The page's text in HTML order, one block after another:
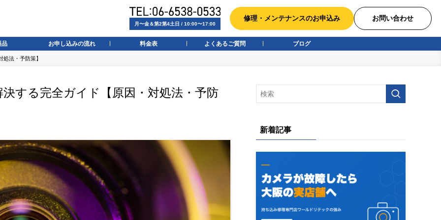
月〜金＆第2第4土日 / 10:00〜17:00
修理・メンテナンスのお申込み お問い合わせ
品 お申し込みの流れ 料金表 よくあるご質問 ブログ
法・予防策】
する完全ガイド【原因・対処法・予防
新着記事